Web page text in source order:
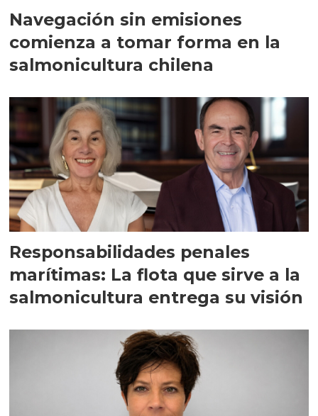
Navegación sin emisiones
comienza a tomar forma en la
salmonicultura chilena
Responsabilidades penales
marítimas: La flota que sirve a la
salmonicultura entrega su visión